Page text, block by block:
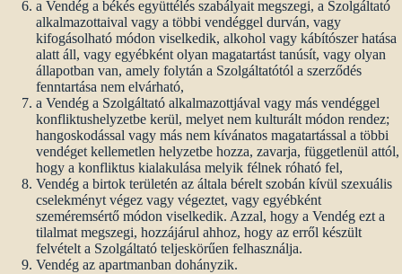
a Vendég a békés együttélés szabályait megszegi, a Szolgáltató
alkalmazottaival vagy a többi vendéggel durván, vagy
kifogásolható módon viselkedik, alkohol vagy kábítószer hatása
alatt áll, vagy egyébként olyan magatartást tanúsít, vagy olyan
állapotban van, amely folytán a Szolgáltatótól a szerződés
fenntartása nem elvárható,
a Vendég a Szolgáltató alkalmazottjával vagy más vendéggel
konfliktushelyzetbe kerül, melyet nem kulturált módon rendez;
hangoskodással vagy más nem kívánatos magatartással a többi
vendéget kellemetlen helyzetbe hozza, zavarja, függetlenül attól,
hogy a konfliktus kialakulása melyik félnek róható fel,
Vendég a birtok területén az általa bérelt szobán kívül szexuális
cselekményt végez vagy végeztet, vagy egyébként
szeméremsértő módon viselkedik. Azzal, hogy a Vendég ezt a
tilalmat megszegi, hozzájárul ahhoz, hogy az erről készült
felvételt a Szolgáltató teljeskörűen felhasználja.
Vendég az apartmanban dohányzik.